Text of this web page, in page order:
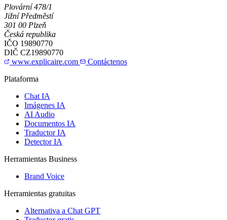
Plovární 478/1
Jižní Předměstí
301 00 Plzeň
Česká republika
IČO 19890770
DIČ CZ19890770
www.explicaire.com
Contáctenos
Plataforma
Chat IA
Imágenes IA
AI Audio
Documentos IA
Traductor IA
Detector IA
Herramientas Business
Brand Voice
Herramientas gratuitas
Alternativa a Chat GPT